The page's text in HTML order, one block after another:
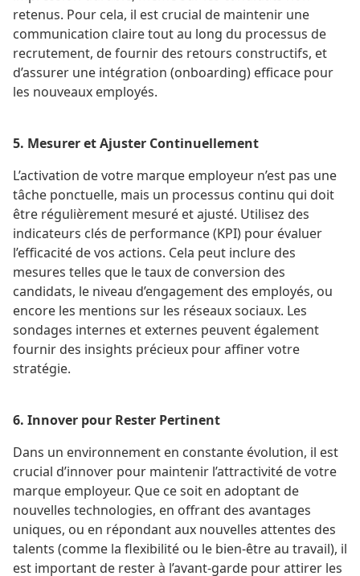
retenus. Pour cela, il est crucial de maintenir une
communication claire tout au long du processus de
recrutement, de fournir des retours constructifs, et
d’assurer une intégration (onboarding) efficace pour
les nouveaux employés​.
5. Mesurer et Ajuster Continuellement
L’activation de votre marque employeur n’est pas une
tâche ponctuelle, mais un processus continu qui doit
être régulièrement mesuré et ajusté. Utilisez des
indicateurs clés de performance (KPI) pour évaluer
l’efficacité de vos actions. Cela peut inclure des
mesures telles que le taux de conversion des
candidats, le niveau d’engagement des employés, ou
encore les mentions sur les réseaux sociaux. Les
sondages internes et externes peuvent également
fournir des insights précieux pour affiner votre
stratégie​.
6. Innover pour Rester Pertinent
Dans un environnement en constante évolution, il est
crucial d’innover pour maintenir l’attractivité de votre
marque employeur. Que ce soit en adoptant de
nouvelles technologies, en offrant des avantages
uniques, ou en répondant aux nouvelles attentes des
talents (comme la flexibilité ou le bien-être au travail), il
est important de rester à l’avant-garde pour attirer les